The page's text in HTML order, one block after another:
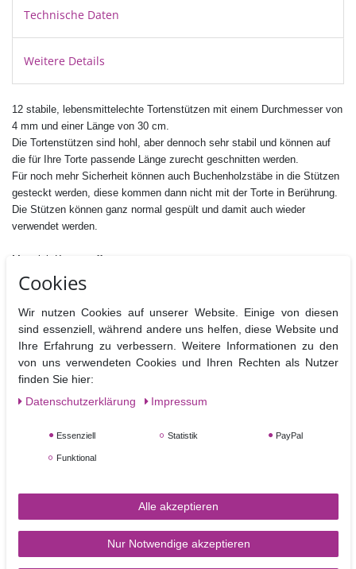
Technische Daten
Weitere Details
12 stabile, lebensmittelechte Tortenstützen mit einem Durchmesser von
4 mm und einer Länge von 30 cm.
Die Tortenstützen sind hohl, aber dennoch sehr stabil und können auf
die für Ihre Torte passende Länge zurecht geschnitten werden.
Für noch mehr Sicherheit können auch Buchenholzstäbe in die Stützen
gesteckt werden, diese kommen dann nicht mit der Torte in Berührung.
Die Stützen können ganz normal gespült und damit auch wieder
verwendet werden.
Material: Kunststoff
Größe: Gesamtlänge 30cm, 4mm Durchmesser
Nicht Spülmaschinen geeignet
Ähnliche Artikel
Cake Drum rund 22,9 cm
Cookies
Wir nutzen Cookies auf unserer Website. Einige von diesen
sind essenziell, während andere uns helfen, diese Website und
Ihre Erfahrung zu verbessern. Weitere Informationen zu den
von uns verwendeten Cookies und Ihren Rechten als Nutzer
finden Sie hier:
Daten­schutz­erklärung
Impressum
Essenziell Statistik PayPal
Funktional
Alle akzeptieren
Nur Notwendige akzeptieren